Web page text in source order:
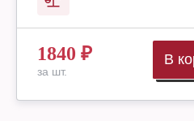
1840 ₽
за шт.
В